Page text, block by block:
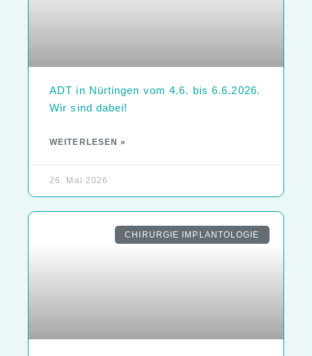
ADT in Nürtingen vom 4.6. bis 6.6.2026.
Wir sind dabei!
WEITERLESEN »
26. Mai 2026
CHIRURGIE IMPLANTOLOGIE